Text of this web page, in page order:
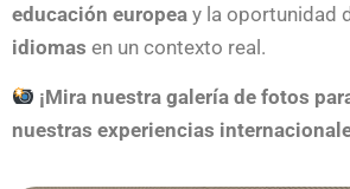
educación europea y la oportunidad
idiomas en un contexto real.
¡Mira nuestra galería de fotos
nuestras experiencias